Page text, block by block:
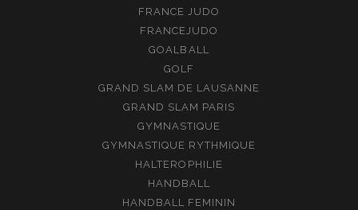
FRANCE JUDO
FRANCEJUDO
GOALBALL
GOLF
GRAND SLAM DE LAUSANNE
GRAND SLAM PARIS
GYMNASTIQUE
GYMNASTIQUE RYTHMIQUE
HALTEROPHILIE
HANDBALL
HANDBALL FEMININ